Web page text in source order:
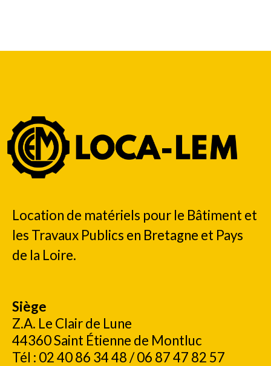
Location de matériels pour le Bâtiment et
les Travaux Publics en Bretagne et Pays
de la Loire.
Siège
Z.A. Le Clair de Lune
44360 Saint Étienne de Montluc
Tél : 02 40 86 34 48 / 06 87 47 82 57